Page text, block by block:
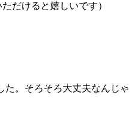
だけると嬉しいです）
た。そろそろ大丈夫なんじゃ